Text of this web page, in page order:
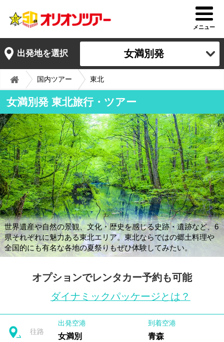
メニュー
出発地を選択 女満別発
国内ツアー 東北
女満別発 東北旅行・ツアー
世界遺産や自然の景観、文化・歴史を感じる史跡・遺跡など、6
県それぞれに魅力ある東北エリア。東北ならではの郷土料理や
全国的にも有名な各地の夏祭りもぜひ体験してみたい。
オプションでレンタカー予約も可能
ダイナミックパッケージとは？
往路
出発空港
女満別
到着空港
青森